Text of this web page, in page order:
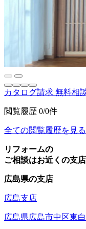
カタログ請求 無料相
閲覧履歴 0/0件
全ての閲覧履歴を見る
リフォームの
ご相談はお近くの支
広島県の支店
広島支店
広島県広島市中区東